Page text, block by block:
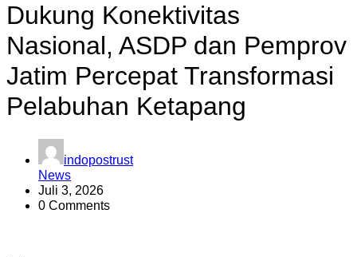
Dukung Konektivitas
Nasional, ASDP dan Pemprov
Jatim Percepat Transformasi
Pelabuhan Ketapang
indopostrust
News
Juli 3, 2026
0 Comments